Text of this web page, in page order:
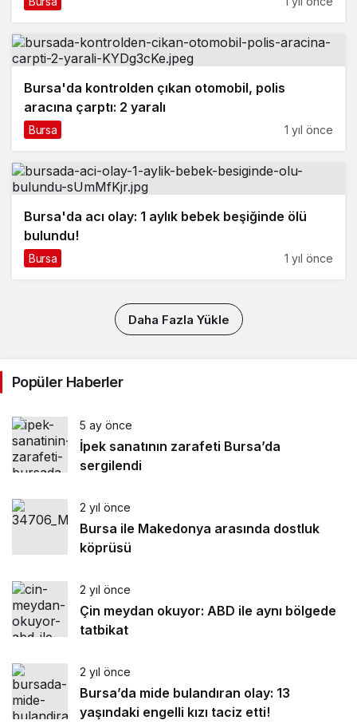
Bursa'da kontrolden çıkan otomobil, polis
aracına çarptı: 2 yaralı
Bursa 1 yıl önce
Bursa'da acı olay: 1 aylık bebek beşiğinde ölü
bulundu!
Bursa 1 yıl önce
Daha Fazla Yükle
Popüler Haberler
5 ay önce
İpek sanatının zarafeti Bursa’da
sergilendi
2 yıl önce
Bursa ile Makedonya arasında dostluk
köprüsü
2 yıl önce
Çin meydan okuyor: ABD ile aynı bölgede
tatbikat
2 yıl önce
Bursa’da mide bulandıran olay: 13
yaşındaki engelli kızı taciz etti!